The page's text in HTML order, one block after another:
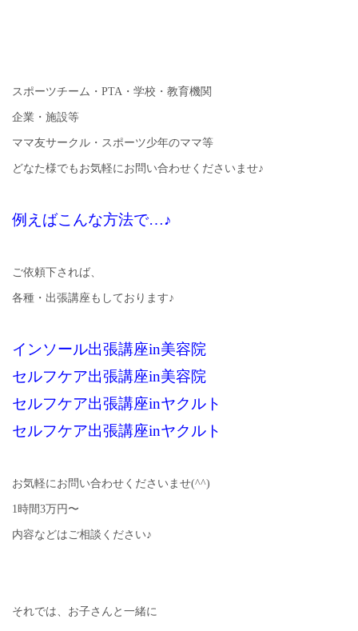
スポーツチーム・PTA・学校・教育機関
企業・施設等
ママ友サークル・スポーツ少年のママ等
どなた様でもお気軽にお問い合わせくださいませ♪
例えばこんな方法で…♪
ご依頼下されば、
各種・出張講座もしております♪
インソール出張講座in美容院
セルフケア出張講座in美容院
セルフケア出張講座inヤクルト
セルフケア出張講座inヤクルト
お気軽にお問い合わせくださいませ(^^)
1時間3万円〜
内容などはご相談ください♪
それでは、お子さんと一緒に